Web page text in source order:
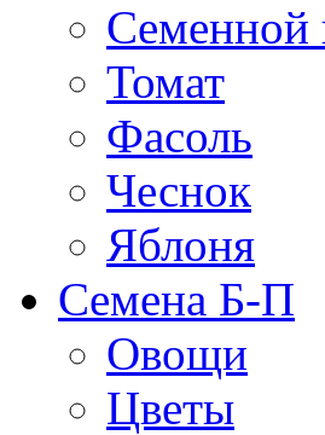
Семенной
Томат
Фасоль
Чеснок
Яблоня
Семена Б-П
Овощи
Цветы